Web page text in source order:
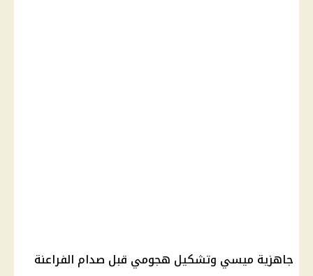
جاهزية ميسي وتشكيل هجومي قبل صدام الفراعنة